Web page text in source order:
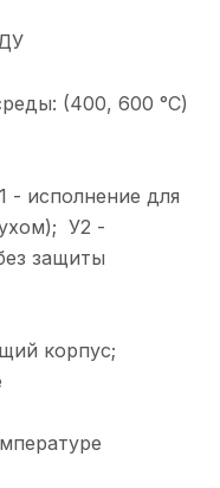
(400, 600 °С)
- исполнение для
У2 -
защиты
корпус;